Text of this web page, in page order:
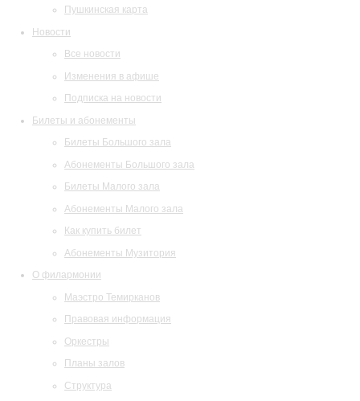
Пушкинская карта
Новости
Все новости
Изменения в афише
Подписка на новости
Билеты и абонементы
Билеты Большого зала
Абонементы Большого зала
Билеты Малого зала
Абонементы Малого зала
Как купить билет
Абонементы Музитория
О филармонии
Маэстро Темирканов
Правовая информация
Оркестры
Планы залов
Структура